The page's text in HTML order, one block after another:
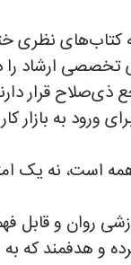
به کتاب‌های
ارشاد را
ذی‌صلاح قرار
ورود به بازار
است، نه یک
روان و قابل
و هدفمند که به